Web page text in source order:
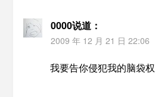
0000说道：
2009 年 12 月 21 日 22:06
我要告你侵犯我的脑袋权